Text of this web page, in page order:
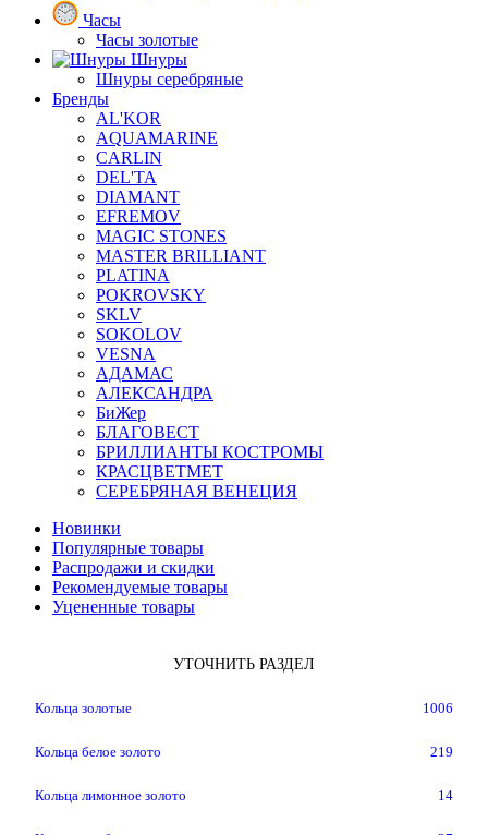
Часы
Часы золотые
Шнуры
Шнуры серебряные
Бренды
AL'KOR
AQUAMARINE
CARLIN
DEL'TA
DIAMANT
EFREMOV
MAGIC STONES
MASTER BRILLIANT
PLATINA
POKROVSKY
SKLV
SOKOLOV
VESNA
АДАМАС
АЛЕКСАНДРА
БиЖер
БЛАГОВЕСТ
БРИЛЛИАНТЫ КОСТРОМЫ
КРАСЦВЕТМЕТ
СЕРЕБРЯНАЯ ВЕНЕЦИЯ
Новинки
Популярные товары
Распродажи и скидки
Рекомендуемые товары
Уцененные товары
УТОЧНИТЬ РАЗДЕЛ
Кольца золотые 1006
Кольца белое золото 219
Кольца лимонное золото 14